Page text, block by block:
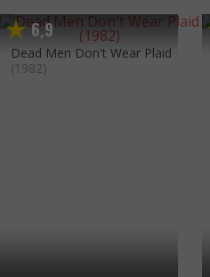
6,9
Dead Men Don't Wear Plaid
(1982)